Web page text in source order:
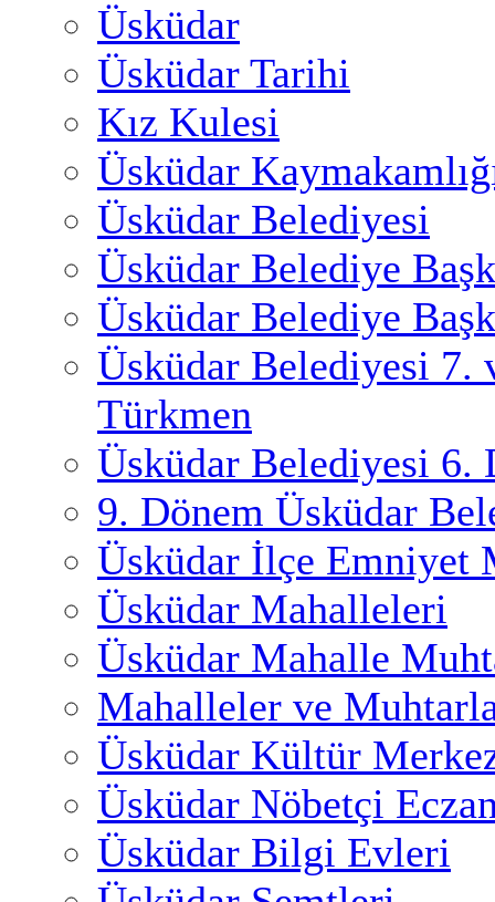
Üsküdar
Üsküdar Tarihi
Kız Kulesi
Üsküdar
Üsküdar Belediyesi
Üsküdar Belediye
Üsküdar Belediye
Üsküdar Belediyesi 7.
Türkmen
Üsküdar Belediyesi 6.
9. Dönem Üsküdar
Üsküdar İlçe Emniyet
Üsküdar Mahalleleri
Üsküdar Mahalle
Mahalleler ve
Üsküdar Kültür
Üsküdar Nöbetçi
Üsküdar Bilgi Evleri